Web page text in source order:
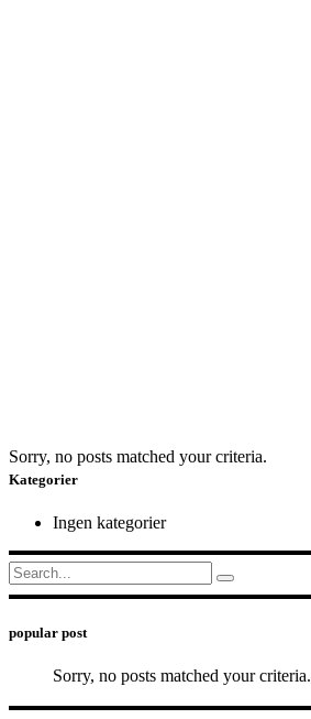
Sorry, no posts matched your criteria.
Kategorier
Ingen kategorier
Search
for:
popular post
Sorry, no posts matched your criteria.